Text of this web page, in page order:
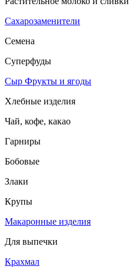
Сахарозаменители
Семена
Суперфуды
Сыр Фрукты и ягоды
Хлебные изделия
Чай, кофе, какао
Гарниры
Бобовые
Злаки
Крупы
Макаронные изделия
Для выпечки
Крахмал